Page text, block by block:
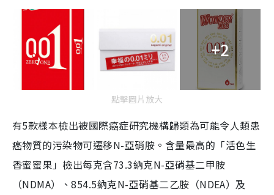
+2
點擊圖片放大
有5款樣本檢出被國際癌症研究機構歸類為可能令人類患
癌物質的污染物可遷移N-亞硝胺。含量最高的「活色生
香蜜蜜果」檢出每克含73.3納克N-亞硝基二甲胺
（NDMA）、854.5納克N-亞硝基二乙胺（NDEA）及